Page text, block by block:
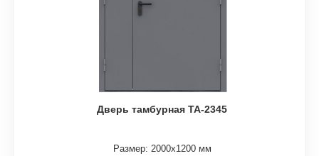
Дверь тамбурная ТА-2345
Размер: 2000х1200 мм